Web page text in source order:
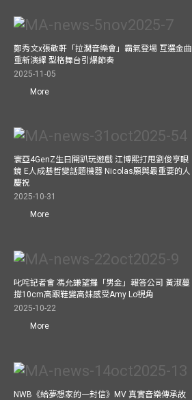
鄭秀文x張敬軒「拉濶音樂會」霸氣登場 互選金曲
重新演繹 型格舞台引爆節奏
2025-11-05
More
寰亞4GenZ生日開趴玩遊戲 江博熙打甩劉俊亨眼
鏡 E人成基哲變話題機器 Nicolas願與最重要的人
慶祝
2025-10-31
More
叱咤記者會 馮允謙望攞「男金」報答公司 黃淑蔓
撐10cm高跟鞋變高妹感受Amy Lo視角
2025-10-22
More
NWB《給夢想家的一封信》MV 真實音樂傳承故